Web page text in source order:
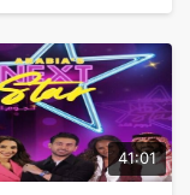
41:01